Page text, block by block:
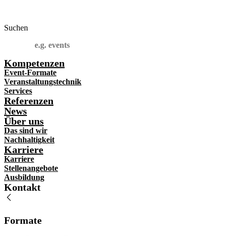
Suchen
Kompetenzen
Event-Formate
Veranstaltungstechnik
Services
Referenzen
News
Über uns
Das sind wir
Nachhaltigkeit
Karriere
Karriere
Stellenangebote
Ausbildung
Kontakt
Formate